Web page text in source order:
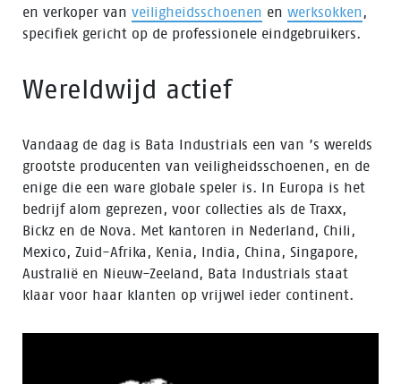
en verkoper van veiligheidsschoenen en werksokken,
specifiek gericht op de professionele eindgebruikers.
Wereldwijd actief
Vandaag de dag is Bata Industrials een van ’s werelds
grootste producenten van veiligheidsschoenen, en de
enige die een ware globale speler is. In Europa is het
bedrijf alom geprezen, voor collecties als de Traxx,
Bickz en de Nova. Met kantoren in Nederland, Chili,
Mexico, Zuid-Afrika, Kenia, India, China, Singapore,
Australië en Nieuw-Zeeland, Bata Industrials staat
klaar voor haar klanten op vrijwel ieder continent.